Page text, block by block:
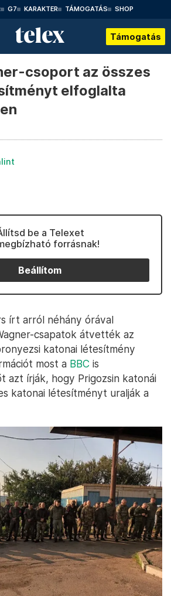
G7 KARAKTER TÁMOGATÁS SHOP
Támogatás
csoport az összes
elfoglalta
be a Telexet
forrásnak!
Beállítom
írt arról néhány órával
csapatok átvették az
katonai létesítmény
most a BBC is
azt írják, hogy Prigozsin katonái
katonai létesítményt uralják a